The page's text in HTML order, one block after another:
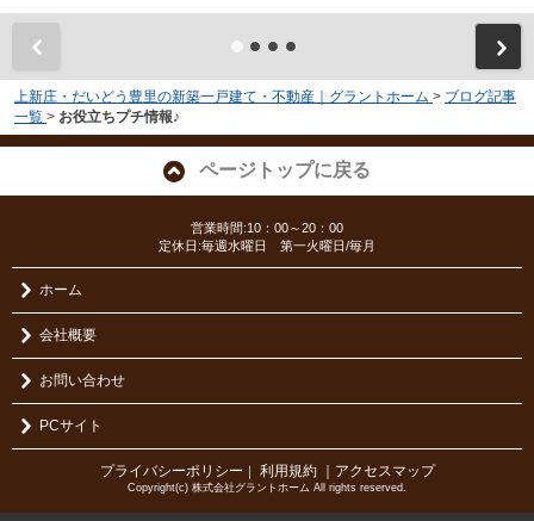
上新庄・だいどう豊里の新築一戸建て・不動産｜グラントホーム > ブログ記事
一覧 > お役立ちプチ情報♪
ページトップに戻る
営業時間:10：00～20：00
定休日:毎週水曜日 第一火曜日/毎月
ホーム
会社概要
お問い合わせ
PCサイト
プライバシーポリシー ｜ 利用規約 ｜アクセスマップ
Copyright(c) 株式会社グラントホーム All rights reserved.